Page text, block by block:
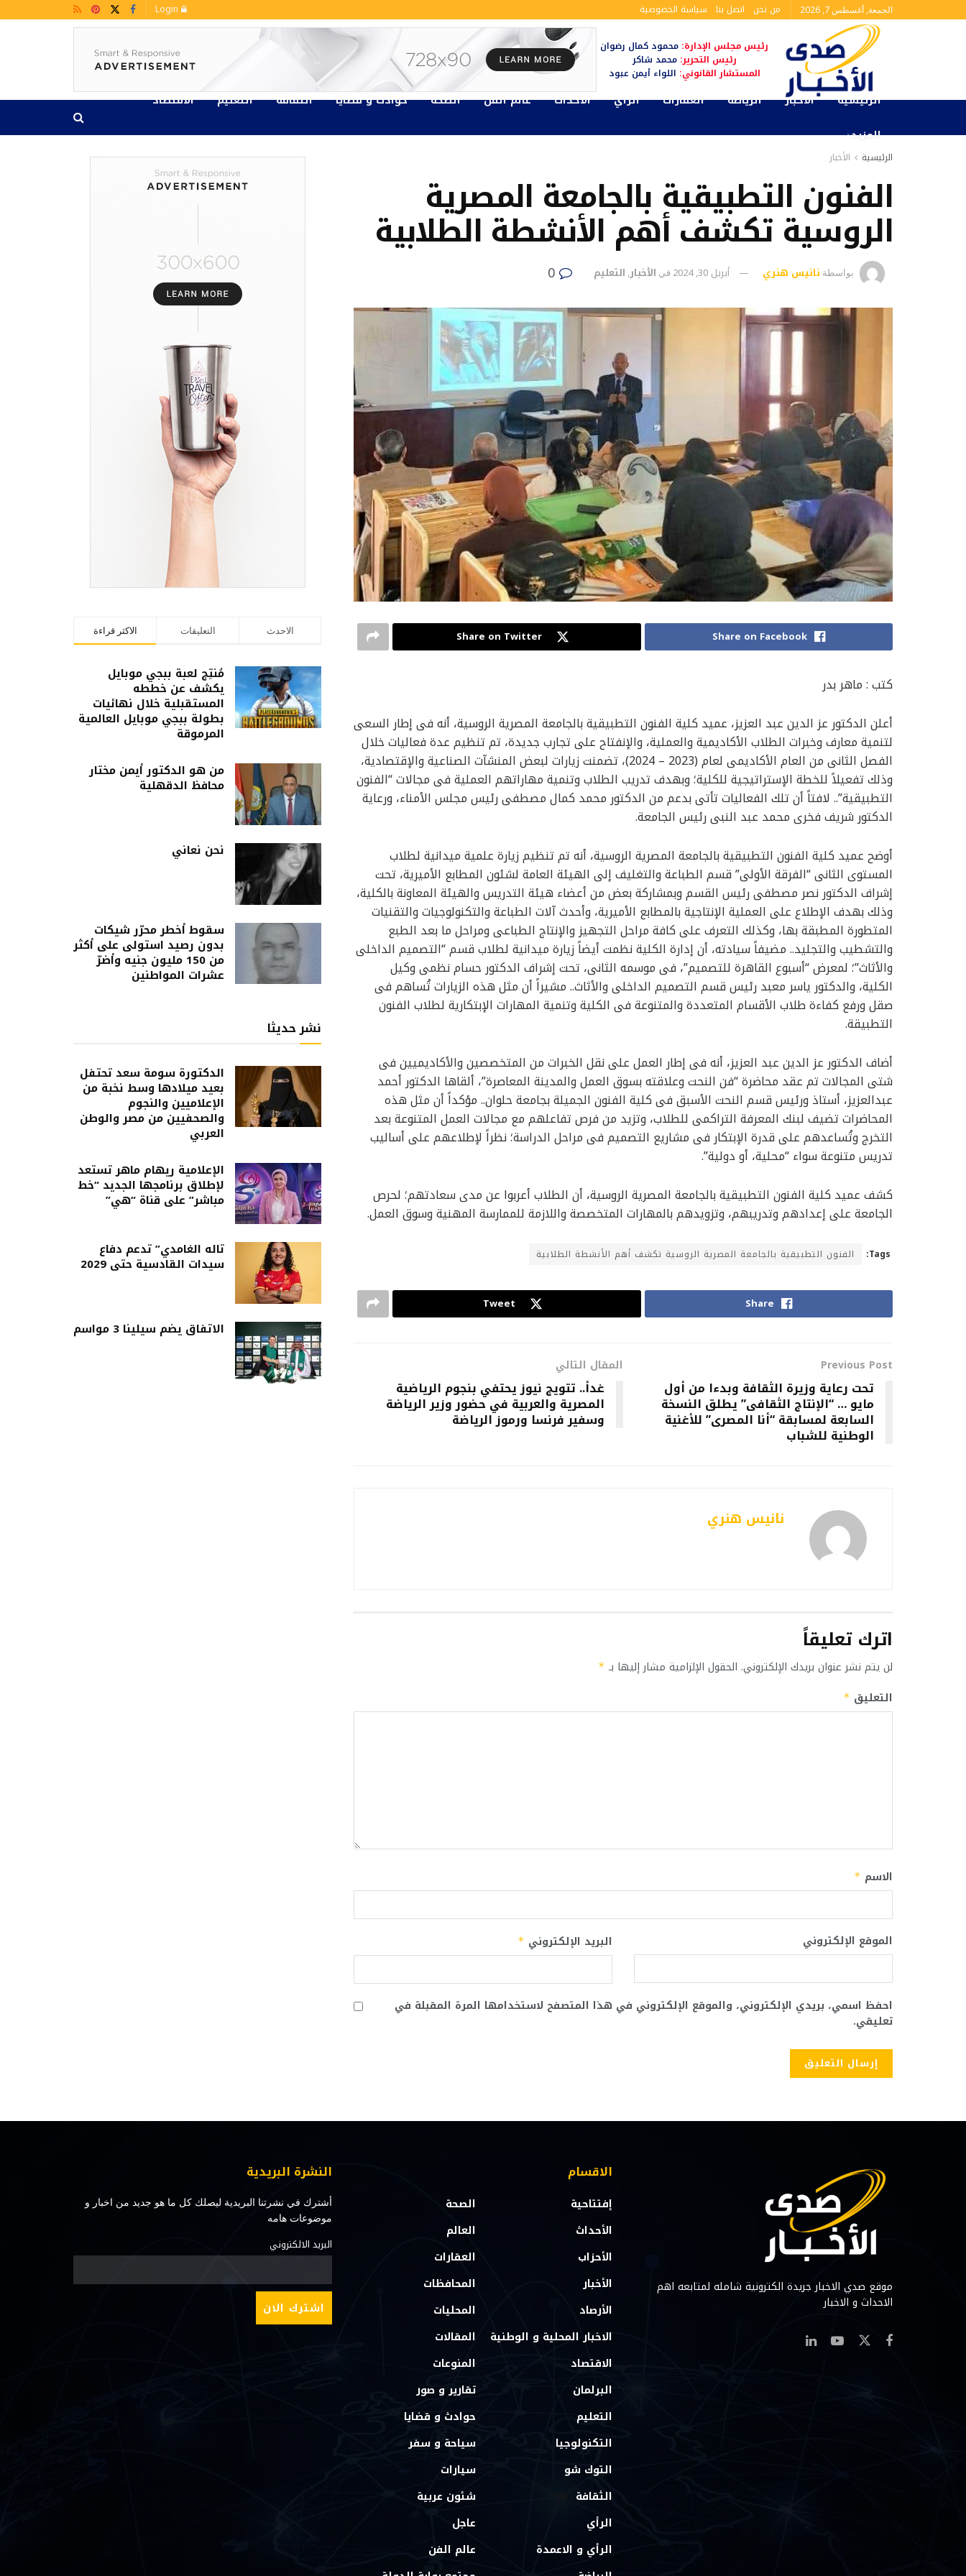
الجمعة, أغسطس 7, 2026 من نحن اتصل بنا سياسة الخصوصية
رئيس مجلس الإدارة: محمود كمال رضوان
رئيس التحرير:محمد شاكر
المستشار القانوني: اللواء أيمن عبود
الرئيسية الأخبار الرياضة العقارات الرأي الأحداث عالم الفن الصحة حوادث و قضايا الثقافة التعليم
الاقتصاد
المزيد
الرئيسية الأخبار
الفنون التطبيقية بالجامعة المصرية
الروسية تكشف أهم الأنشطة الطلابية
بواسطة نانيس هنري أبريل 30, 2024 في الأخبار, التعليم
Share on Facebook
Share on Twitter
كتب : ماهر بدر
أعلن الدكتور عز الدين عبد العزيز، عميد كلية الفنون التطبيقية بالجامعة المصرية الروسية، أنه فى إطار السعى
لتنمية معارف وخبرات الطلاب الأكاديمية والعملية، والإنفتاح على تجارب جديدة، تم تنظيم عدة فعاليات خلال
الفصل الثانى من العام الأكاديمى لعام (2023 – 2024)، تضمنت زيارات لبعض المنشآت الصناعية والإقتصادية،
وذلك تفعيلاً للخطة الإستراتيجية للكلية؛ وبهدف تدريب الطلاب وتنمية مهاراتهم العملية فى مجالات “الفنون
التطبيقية”.. لافتاً أن تلك الفعاليات تأتى بدعم من الدكتور محمد كمال مصطفى رئيس مجلس الأمناء، ورعاية
الدكتور شريف فخرى محمد عبد النبى رئيس الجامعة.
أوضح عميد كلية الفنون التطبيقية بالجامعة المصرية الروسية، أنه تم تنظيم زيارة علمية ميدانية لطلاب
المستوى الثانى “الفرقة الأولى” قسم الطباعة والتغليف إلى الهيئة العامة لشئون المطابع الأميرية، تحت
إشراف الدكتور نصر مصطفى رئيس القسم وبمشاركة بعض من أعضاء هيئة التدريس والهيئة المعاونة بالكلية،
وذلك بهدف الإطلاع على العملية الإنتاجية بالمطابع الأميرية، وأحدث آلات الطباعة والتكنولوجيات والتقنيات
المتطورة المطبقة بها، وكذلك التعرف على كافة مراحل التجهيز والإنتاج الطباعى ومراحل ما بعد الطبع
والتشطيب والتجليد.. مضيفاً سيادته، أن إدارة الكلية نظمت أيضاً زيارة ميدانية لطلاب قسم “التصميم الداخلى
والأثاث”؛ لمعرض “أسبوع القاهرة للتصميم”، فى موسمه الثانى، تحت إشراف الدكتور حسام نظمى وكيل
الكلية، والدكتور ياسر معبد رئيس قسم التصميم الداخلى والأثاث.. مشيراً أن مثل هذه الزيارات تُساهم فى
صقل ورفع كفاءة طلاب الأقسام المتعددة والمتنوعة فى الكلية وتنمية المهارات الإبتكارية لطلاب الفنون
التطبيقة.
أضاف الدكتور عز الدين عبد العزيز، أنه فى إطار العمل على نقل الخبرات من المتخصصين والأكاديميين فى
شتى المجالات تم عقد محاضرة “فن النحت وعلاقته بسوق العمل والمدينة المعاصرة”، ألقاها الدكتور أحمد
عبدالعزيز، أستاذ ورئيس قسم النحت الأسبق فى كلية الفنون الجميلة بجامعة حلوان.. مؤكداً أن مثل هذه
المحاضرات تضيف لبنك المعرفة التراكمى للطلاب، وتزيد من فرص تفاعلهم مع مجالات العمل المتنوعة بعد
التخرج وتُساعدهم على قدرة الإبتكار فى مشاريع التصميم فى مراحل الدراسة؛ نظراً لإطلاعهم على أساليب
تدريس متنوعة سواء “محلية، أو دولية”.
كشف عميد كلية الفنون التطبيقية بالجامعة المصرية الروسية، أن الطلاب أعربوا عن مدى سعادتهم؛ لحرص
الجامعة على إعدادهم وتدريبهم، وتزويدهم بالمهارات المتخصصة واللازمة للممارسة المهنية وسوق العمل.
Tags: الفنون التطبيقية بالجامعة المصرية الروسية تكشف أهم الأنشطة الطلابية
Share
Tweet
Previous Post
تحت رعاية وزيرة الثقافة وبدءا من أول
مايو … “الإنتاج الثقافى” يطلق النسخة
السابعة لمسابقة “أنا المصرى” للأغنية
الوطنية للشباب
المقال التالي
غدأ.. تتويج نيوز يحتفي بنجوم الرياضية
المصرية والعربية في حضور وزير الرياضة
وسفير فرنسا ورموز الرياضة
نانيس هنري
اترك تعليقاً
لن يتم نشر عنوان بريدك الإلكتروني. الحقول الإلزامية مشار إليها بـ *
التعليق *
الاسم *
البريد الإلكتروني * الموقع الإلكتروني
احفظ اسمي، بريدي الإلكتروني، والموقع الإلكتروني في هذا المتصفح لاستخدامها المرة المقبلة في
تعليقي.
الاكثر قراءة التعليقات الاحدث
مُنتِج لعبة ببجي موبايل
يكشف عن خططه
المستقبلية خلال نهائيات
بطولة ببجي موبايل العالمية
المرموقة
من هو الدكتور أيمن مختار
محافظ الدقهلية
نحن نعاني
سقوط أخطر محرّر شيكات
بدون رصيد استولى على أكثر
من 150 مليون جنيه وأضرّ
عشرات المواطنين
نشر حديثا
الدكتورة سومة سعد تحتفل
بعيد ميلادها وسط نخبة من
الإعلاميين والنجوم
والصحفيين من مصر والوطن
العربي
الإعلامية ريهام ماهر تستعد
لإطلاق برنامجها الجديد “خط
مباشر” على قناة “هي”
تاله الغامدي” تدعم دفاع
سيدات القادسية حتى 2029
الاتفاق يضم سيلينا 3 مواسم
موقع صدي الاخبار جريدة الكترونية شامله لمتابعه اهم
الاحداث و الاخبار
الاقسام
إفتتاحية
الأحداث
الأحزاب
الأخبار
الأرصاد
الاخبار المحلية و الوطنية
الاقتصاد
البرلمان
التعليم
التكنولوجيا
التوك شو
الثقافة
الرأي
الرأي و الاعمدة
الصحة
العالم
العقارات
المحافظات
المحليات
المقالات
المنوعات
تقارير و صور
حوادث و قضايا
سياحة و سفر
سيارات
شئون عربية
عاجل
عالم الفن
النشرة البريدية
أشترك في نشرتنا البريدية ليصلك كل ما هو جديد من اخبار و
موضوعات هامه
البريد الالكتروني